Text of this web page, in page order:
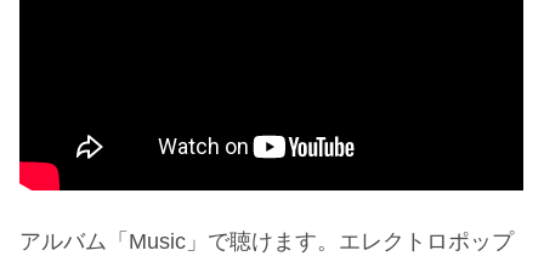
アルバム「Music」で聴けます。エレクトロポップ